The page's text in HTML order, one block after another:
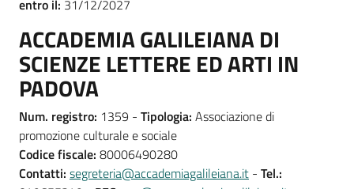
entro il: 31/12/2027
ACCADEMIA GALILEIANA DI
SCIENZE LETTERE ED ARTI IN
PADOVA
Num. registro: 1359 - Tipologia: Associazione di
promozione culturale e sociale
Codice fiscale: 80006490280
Contatti: segreteria@accademiagalileiana.it - Tel.: